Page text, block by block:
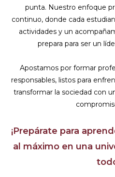
punta. Nuestro enfoque
continuo, donde cada
actividades y un
prepara para ser un
Apostamos por formar
responsables, listos para
transformar la sociedad con
¡Prepárate para
al máximo en una